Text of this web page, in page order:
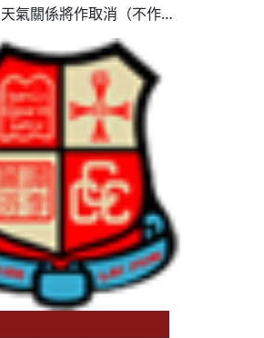
天氣關係將作取消（不作改
期安排）。 &nbsp; 商務印
書館訂書安排 商務印書館原
定於今天（ 7月16日）派員
到圖書館協助升中二至中六
同學及家長訂購課本，因天
氣關係，此...